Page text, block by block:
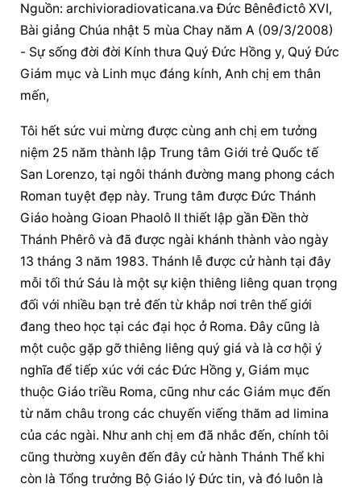
Nguồn: archivioradiovaticana.va Đức Bênêđictô XVI,
Bài giảng Chúa nhật 5 mùa Chay năm A (09/3/2008)
- Sự sống đời đời Kính thưa Quý Đức Hồng y, Quý Đức
Giám mục và Linh mục đáng kính, Anh chị em thân
mến,
Tôi hết sức vui mừng được cùng anh chị em tưởng
niệm 25 năm thành lập Trung tâm Giới trẻ Quốc tế
San Lorenzo, tại ngôi thánh đường mang phong cách
Roman tuyệt đẹp này. Trung tâm được Đức Thánh
Giáo hoàng Gioan Phaolô II thiết lập gần Đền thờ
Thánh Phêrô và đã được ngài khánh thành vào ngày
13 tháng 3 năm 1983. Thánh lễ được cử hành tại đây
mỗi tối thứ Sáu là một sự kiện thiêng liêng quan trọng
đối với nhiều bạn trẻ đến từ khắp nơi trên thế giới
đang theo học tại các đại học ở Roma. Đây cũng là
một cuộc gặp gỡ thiêng liêng quý giá và là cơ hội ý
nghĩa để tiếp xúc với các Đức Hồng y, Giám mục
thuộc Giáo triều Roma, cũng như các Giám mục đến
từ năm châu trong các chuyến viếng thăm ad limina
của các ngài. Như anh chị em đã nhắc đến, chính tôi
cũng thường xuyên đến đây cử hành Thánh Thể khi
còn là Tổng trưởng Bộ Giáo lý Đức tin, và đó luôn là